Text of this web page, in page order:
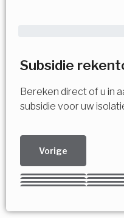
Subsidie
Bereken direct of u in
subsidie voor uw
Vorige
Kies uw
Meerdere
Vorige